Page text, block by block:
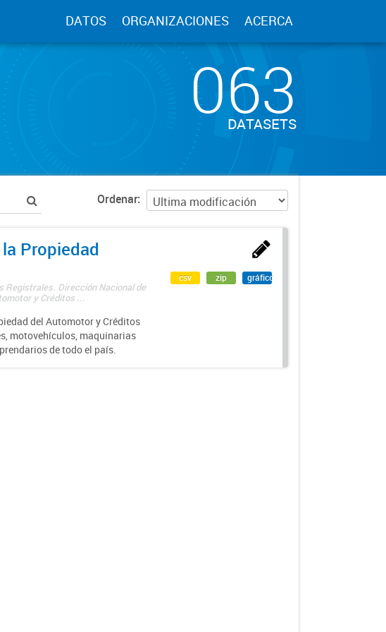
DATOS ORGANIZACIONES ACERCA
063
DATASETS
Ordenar
Propiedad
Dirección Nacional de
y Créditos ...
del Automotor y Créditos
motovehículos, maquinarias
de todo el país.
csv zip gráfico